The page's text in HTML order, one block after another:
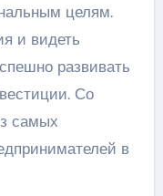
целям.
и видеть
развивать
Со
самых
в